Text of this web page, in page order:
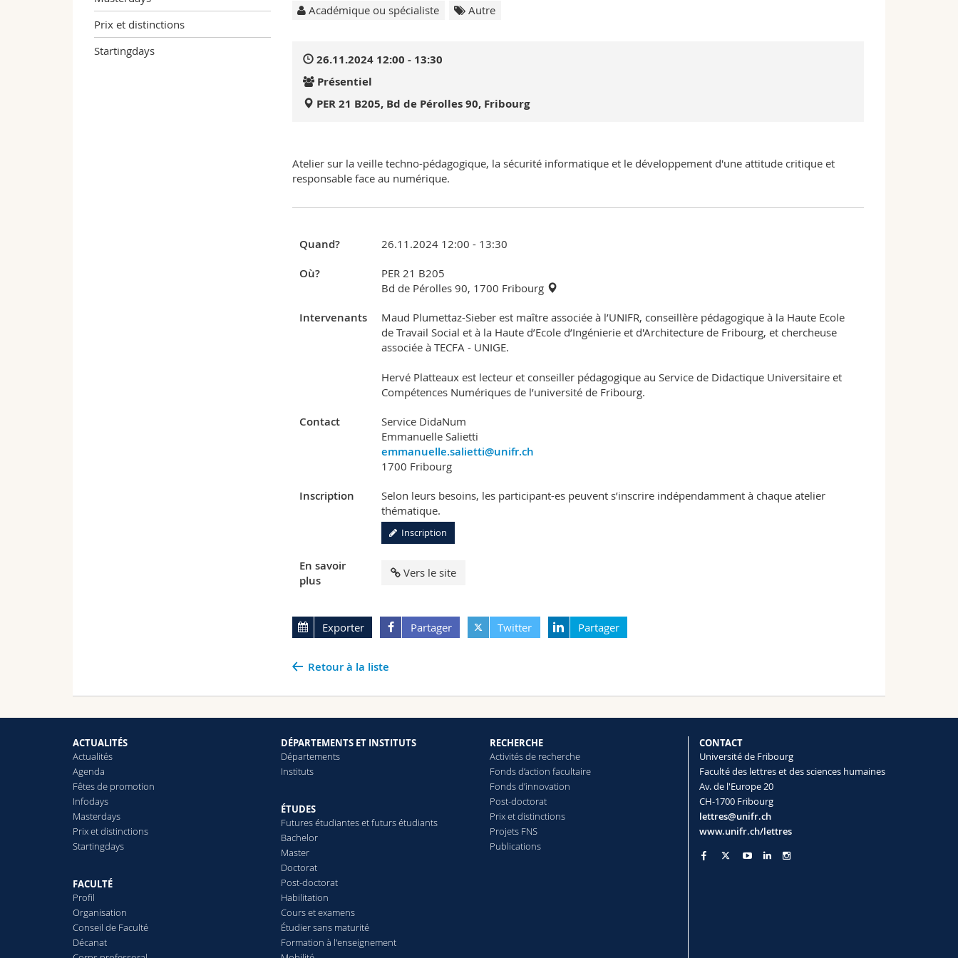
Prix et distinctions
Startingdays
Académique ou spécialiste Autre
26.11.2024 12:00 - 13:30
Présentiel
PER 21 B205, Bd de Pérolles 90, Fribourg
Atelier sur la veille techno-pédagogique, la sécurité informatique et le développement d'une attitude critique et
responsable face au numérique.
Quand? 26.11.2024 12:00 - 13:30
Où?
PER 21 B205
Bd de Pérolles 90, 1700 Fribourg
Intervenants
Maud Plumettaz-Sieber est maître associée à l’UNIFR, conseillère pédagogique à la Haute Ecole
de Travail Social et à la Haute d’Ecole d’Ingénierie et d'Architecture de Fribourg, et chercheuse
associée à TECFA - UNIGE.
Hervé Platteaux est lecteur et conseiller pédagogique au Service de Didactique Universitaire et
Compétences Numériques de l’université de Fribourg.
Contact
Service DidaNum
Emmanuelle Salietti
emmanuelle.salietti@unifr.ch
1700 Fribourg
Inscription
Selon leurs besoins, les participant-es peuvent s’inscrire indépendamment à chaque atelier
thématique.
Inscription
En savoir
plus
Vers le site
Exporter Partager Twitter Partager
Retour à la liste
ACTUALITÉS
Actualités
Agenda
Fêtes de promotion
Infodays
Masterdays
Prix et distinctions
Startingdays
FACULTÉ
Profil
Organisation
Conseil de Faculté
Décanat
DÉPARTEMENTS ET INSTITUTS
Départements
Instituts
ÉTUDES
Futures étudiantes et futurs étudiants
Bachelor
Master
Doctorat
Post-doctorat
Habilitation
Cours et examens
Étudier sans maturité
Formation à l'enseignement
RECHERCHE
Activités de recherche
Fonds d’action facultaire
Fonds d’innovation
Post-doctorat
Prix et distinctions
Projets FNS
Publications
CONTACT
Université de Fribourg
Faculté des lettres et des sciences humaines
Av. de l'Europe 20
CH-1700 Fribourg
lettres@unifr.ch
www.unifr.ch/lettres